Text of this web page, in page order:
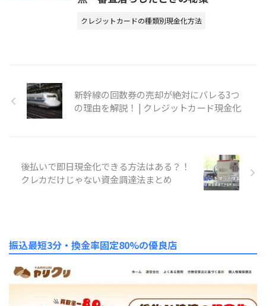
クレジットカードの種類別現金化方法
新幹線の回数券の売却が絶対にバレる3つ
の理由を解説！ | クレジットカード現金化
後払いで即日現金化できる方法はある？！
クレカだけじゃない資金調達法まとめ
振込最短3分・換金率固定80%の優良店